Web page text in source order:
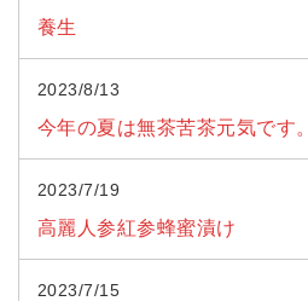
養生
2023/8/13
今年の夏は無茶苦茶元気です。
2023/7/19
高麗人参紅参蜂蜜漬け
2023/7/15